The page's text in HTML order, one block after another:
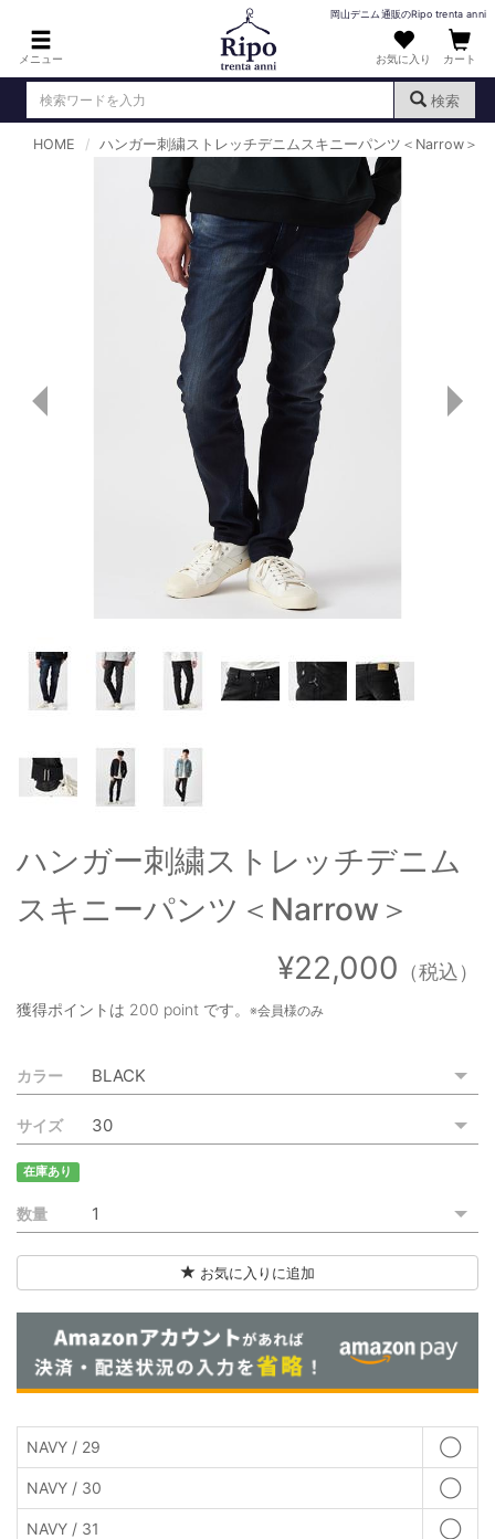
メニュー
岡山デニム通販のRipo trenta anni
お気に入り カート
検索
新規会員登録
MENS : メンズ
DENIM : デニム
PANTS : パンツ
TOPS : トップス
T-SHIRT : Tシャツ
KNIT : ニット
SHIRT : シャツ
OUTERS : アウター
LADIES : レディース
DENIM : デニム
TOPS : トップス
OUTLET : アウトレット
LADIES : レディース
新規会員登録
ご利用ガイド
HOME ハンガー刺繍ストレッチデニムスキニーパンツ＜Narrow＞
ハンガー刺繍ストレッチデニム
スキニーパンツ＜Narrow＞
¥22,000 （税込）
獲得ポイントは 200 point です。 ※会員様のみ
カラー
サイズ
在庫あり
数量
お気に入りに追加
NAVY / 29 ◯
NAVY / 30 ◯
NAVY / 31 ◯